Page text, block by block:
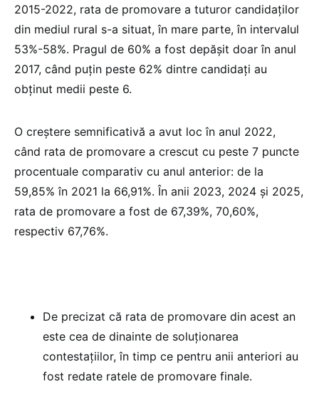
2015-2022, rata de promovare a tuturor candidaților
din mediul rural s-a situat, în mare parte, în intervalul
53%-58%. Pragul de 60% a fost depășit doar în anul
2017, când puțin peste 62% dintre candidați au
obținut medii peste 6.
O creștere semnificativă a avut loc în anul 2022,
când rata de promovare a crescut cu peste 7 puncte
procentuale comparativ cu anul anterior: de la
59,85% în 2021 la 66,91%. În anii 2023, 2024 și 2025,
rata de promovare a fost de 67,39%, 70,60%,
respectiv 67,76%.
De precizat că rata de promovare din acest an
este cea de dinainte de soluționarea
contestațiilor, în timp ce pentru anii anteriori au
fost redate ratele de promovare finale.